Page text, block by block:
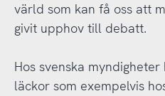
värld som kan få oss att
givit upphov till debatt.
Hos svenska
läckor som exempelvis